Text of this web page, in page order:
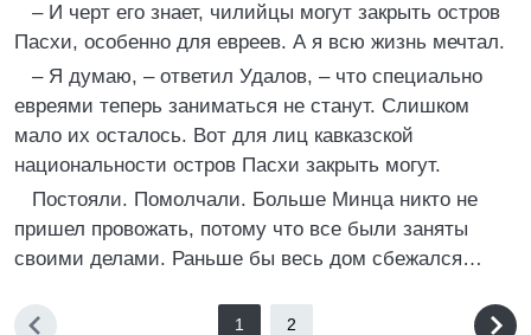
– И черт его знает, чилийцы могут закрыть остров
Пасхи, особенно для евреев. А я всю жизнь мечтал.
– Я думаю, – ответил Удалов, – что специально
евреями теперь заниматься не станут. Слишком
мало их осталось. Вот для лиц кавказской
национальности остров Пасхи закрыть могут.
Постояли. Помолчали. Больше Минца никто не
пришел провожать, потому что все были заняты
своими делами. Раньше бы весь дом сбежался…
1 2